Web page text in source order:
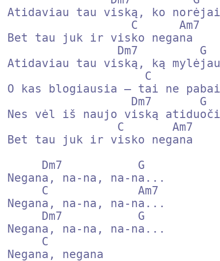
Atidaviau tau viską, ko norėjai
Bet tau juk ir visko negana
Atidaviau tau viską, ką mylėjau
O kas blogiausia – tai ne
Nes vėl iš naujo viską
Bet tau juk ir visko negana
Negana, na-na, na-na...
Negana, na-na, na-na...
Negana, na-na, na-na...
Negana, negana